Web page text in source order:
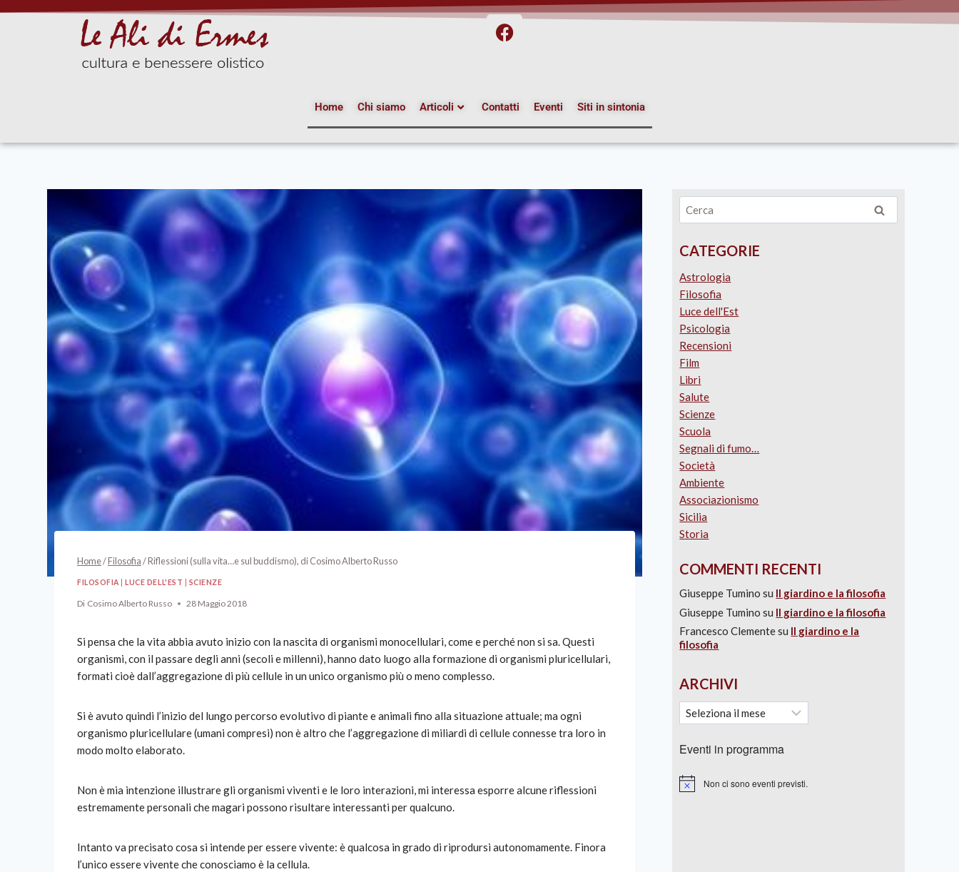
Home Chi siamo Articoli Contatti Eventi Siti in sintonia
Home/Filosofia/Riflessioni (sulla vita…e sul buddismo), di Cosimo Alberto Russo
FILOSOFIA LUCE DELL'EST SCIENZE
Di Cosimo Alberto Russo 28 Maggio 2018
Si pensa che la vita abbia avuto inizio con la nascita di organismi monocellulari, come e perché non si sa. Questi
organismi, con il passare degli anni (secoli e millenni), hanno dato luogo alla formazione di organismi pluricellulari,
formati cioè dall’aggregazione di più cellule in un unico organismo più o meno complesso.
Si è avuto quindi l’inizio del lungo percorso evolutivo di piante e animali fino alla situazione attuale; ma ogni
organismo pluricellulare (umani compresi) non è altro che l’aggregazione di miliardi di cellule connesse tra loro in
modo molto elaborato.
Non è mia intenzione illustrare gli organismi viventi e le loro interazioni, mi interessa esporre alcune riflessioni
estremamente personali che magari possono risultare interessanti per qualcuno.
Intanto va precisato cosa si intende per essere vivente: è qualcosa in grado di riprodursi autonomamente. Finora
l’unico essere vivente che conosciamo è la cellula.
CATEGORIE
Astrologia
Filosofia
Luce dell'Est
Psicologia
Recensioni
Film
Libri
Salute
Scienze
Scuola
Segnali di fumo…
Società
Ambiente
Associazionismo
Sicilia
Storia
COMMENTI RECENTI
Giuseppe Tumino su Il giardino e la filosofia
Giuseppe Tumino su Il giardino e la filosofia
Francesco Clementesu Il giardino e la
filosofia
ARCHIVI
Eventi in programma
Notice Non ci sono eventi previsti.